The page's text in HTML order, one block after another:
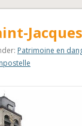
Patrimoine en